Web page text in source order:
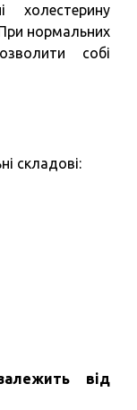
холестерину
нормальних
собі
складові:
від